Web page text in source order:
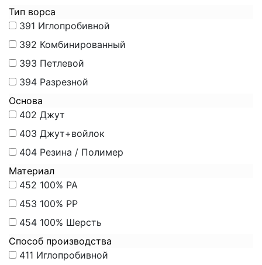
Тип ворса
391 Иглопробивной
392 Комбинированный
393 Петлевой
394 Разрезной
Основа
402 Джут
403 Джут+войлок
404 Резина / Полимер
Материал
452 100% PA
453 100% PP
454 100% Шерсть
Способ производства
411 Иглопробивной